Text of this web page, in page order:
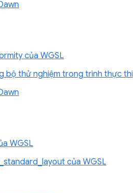
của WGSL
bộ thử nghiệm trong trình thực thi
WGSL
của WGSL